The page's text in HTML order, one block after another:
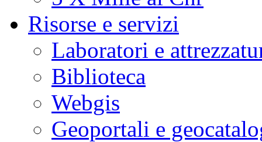
Risorse e servizi
Laboratori e
Biblioteca
Webgis
Geoportali e